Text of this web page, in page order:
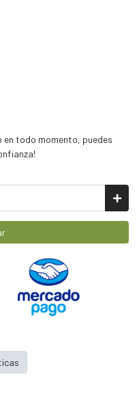
en todo momento, puedes